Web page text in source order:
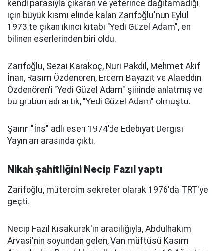
kendi parasıyla çıkaran ve yeterince dağıtamadığı
için büyük kısmı elinde kalan Zarifoğlu'nun Eylül
1973'te çıkan ikinci kitabı "Yedi Güzel Adam", en
bilinen eserlerinden biri oldu.
Zarifoğlu, Sezai Karakoç, Nuri Pakdil, Mehmet Akif
İnan, Rasim Özdenören, Erdem Bayazıt ve Alaeddin
Özdenören'i "Yedi Güzel Adam" şiirinde anlatmış ve
bu grubun adı artık, "Yedi Güzel Adam" olmuştu.
Şairin "İns" adlı eseri 1974'de Edebiyat Dergisi
Yayınları arasında çıktı.
Nikah şahitliğini Necip Fazıl yaptı
Zarifoğlu, mütercim sekreter olarak 1976'da TRT'ye
geçti.
Necip Fazıl Kısakürek'in aracılığıyla, Abdülhakim
Arvasi'nin soyundan gelen, Van müftüsü Kasım